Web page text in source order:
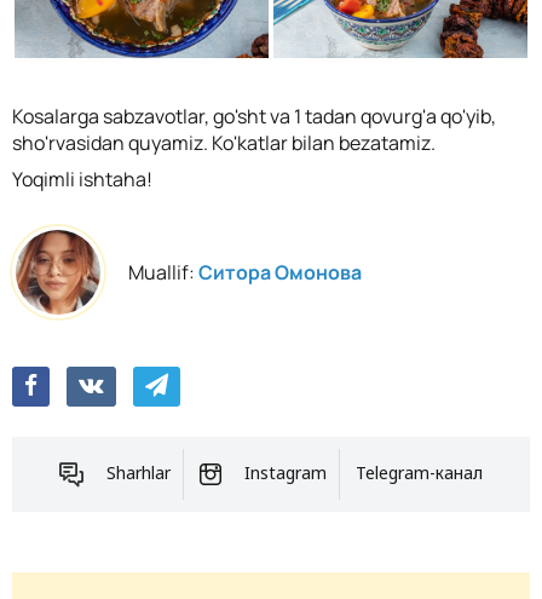
Kosalarga sabzavotlar, go'sht va 1 tadan qovurg'a qo'yib,
sho'rvasidan quyamiz. Ko'katlar bilan bezatamiz.
Yoqimli ishtaha!
Muallif:Ситора Омонова
Sharhlar Instagram Telegram-канал